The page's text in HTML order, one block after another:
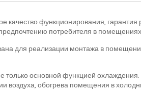
качество функционирования,
потребителя в
для реализации монтажа в
основной функцией
воздуха, обогрева помещения в